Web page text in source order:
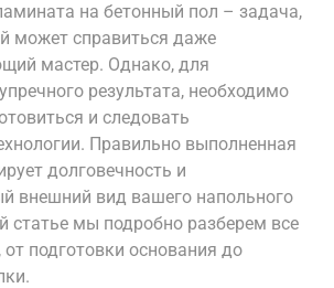
на бетонный пол – задача,
может справиться даже
мастер. Однако, для
результата, необходимо
и следовать
Правильно выполненная
долговечность и
внешний вид вашего напольного
статье мы подробно разберем все
от подготовки основания до